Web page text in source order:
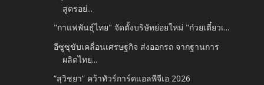
สูตรอย่...
"กาแฟพันธุ์ไทย" จัดตั้งบริษัทย่อยใหม่ "ก๋วยเตี๋ยวเ...
อีซูซุขับเคลื่อนเศรษฐกิจ ส่งออกรถ จากฐานการ
ผลิตไทย...
“สุวิชยา” คว้าทัวร์การ์ดแอลพีจีเอ 2026